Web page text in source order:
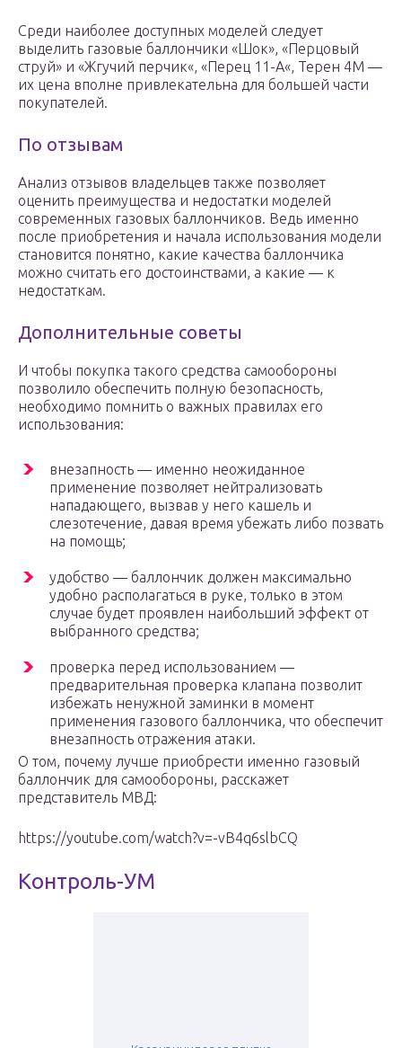
Среди наиболее доступных моделей следует
выделить газовые баллончики «Шок», «Перцовый
струй» и «Жгучий перчик«, «Перец 11-А«, Терен 4М —
их цена вполне привлекательна для большей части
покупателей.
По отзывам
Анализ отзывов владельцев также позволяет
оценить преимущества и недостатки моделей
современных газовых баллончиков. Ведь именно
после приобретения и начала использования модели
становится понятно, какие качества баллончика
можно считать его достоинствами, а какие — к
недостаткам.
Дополнительные советы
И чтобы покупка такого средства самообороны
позволило обеспечить полную безопасность,
необходимо помнить о важных правилах его
использования:
внезапность — именно неожиданное
применение позволяет нейтрализовать
нападающего, вызвав у него кашель и
слезотечение, давая время убежать либо позвать
на помощь;
удобство — баллончик должен максимально
удобно располагаться в руке, только в этом
случае будет проявлен наибольший эффект от
выбранного средства;
проверка перед использованием —
предварительная проверка клапана позволит
избежать ненужной заминки в момент
применения газового баллончика, что обеспечит
внезапность отражения атаки.
О том, почему лучше приобрести именно газовый
баллончик для самообороны, расскажет
представитель МВД:
https://youtube.com/watch?v=-vB4q6slbCQ
Контроль-УМ